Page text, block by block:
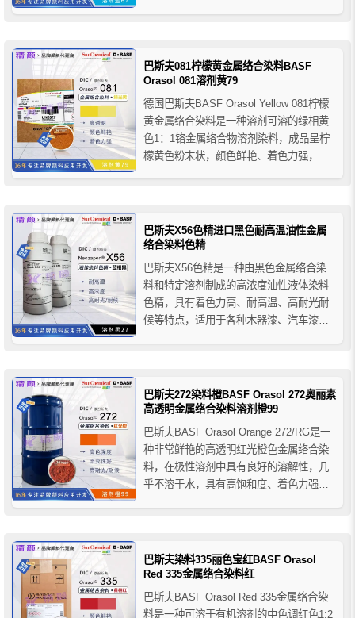
剂型木器漆、透明涂料等产品的着色。
巴斯夫081柠檬黄金属络合染料BASF
Orasol 081溶剂黄79
德国巴斯夫BASF Orasol Yellow 081柠檬
黄金属络合染料是一种溶剂可溶的绿相黄
色1：1铬金属络合物溶剂染料，成品呈柠
檬黄色粉末状，颜色鲜艳、着色力强，在
型木器漆、透明涂料等。
巴斯夫X56色精进口黑色耐高温油性金属
络合染料色精
巴斯夫X56色精是一种由黑色金属络合染
料和特定溶剂制成的高浓度油性液体染料
色精，具有着色力高、耐高温、高耐光耐
候等特点，适用于各种木器漆、汽车漆和
巴斯夫272染料橙BASF Orasol 272奥丽素
高透明金属络合染料溶剂橙99
巴斯夫BASF Orasol Orange 272/RG是一
种非常鲜艳的高透明红光橙色金属络合染
料，在极性溶剂中具有良好的溶解性，几
乎不溶于水，具有高饱和度、着色力强、
型木器漆、透明装饰涂料等。
巴斯夫染料335丽色宝红BASF Orasol
Red 335金属络合染料红
巴斯夫BASF Orasol Red 335金属络合染
料是一种可溶于有机溶剂的中色调红色1:2